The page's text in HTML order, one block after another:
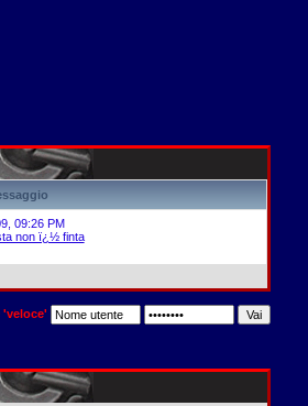
09:26 PM
non ï¿½ finta
'veloce'